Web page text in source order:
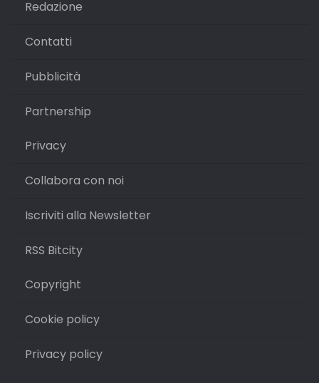
Redazione
Contatti
Pubblicità
Partnership
Privacy
Collabora con noi
Iscriviti alla Newsletter
RSS Bitcity
Copyright
Cookie policy
Privacy policy